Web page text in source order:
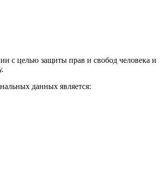
с целью защиты прав и свобод человека и
данных является: